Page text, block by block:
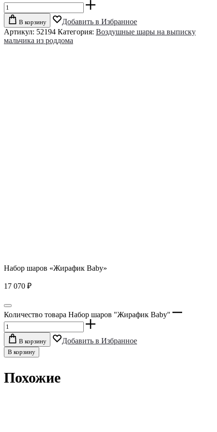
В корзину
Добавить в Избранное
Артикул: 52194 Категория: Воздушные шары на выписку
мальчика из роддома
Набор шаров «Жирафик Baby»
17 070 ₽
Количество товара Набор шаров "Жирафик Baby"
В корзину Добавить в Избранное
В корзину
Похожие